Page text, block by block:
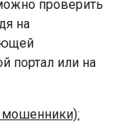
проверить
на
портал или на
мошенники):